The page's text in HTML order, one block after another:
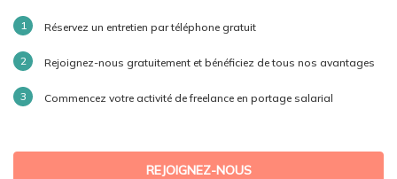
Réservez un entretien par téléphone gratuit
Rejoignez-nous gratuitement et bénéficiez de tous nos avantages
Commencez votre activité de freelance en portage salarial
REJOIGNEZ-NOUS